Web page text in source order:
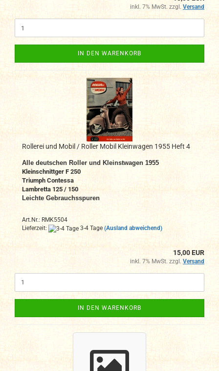
inkl. 7% MwSt. zzgl. Versand
IN DEN WARENKORB
Rollerei und Mobil / Roller Mobil Kleinwagen 1955 Heft 4
All e deutschen Roller und Kleinstwagen 1955
Kleinschnittger F 250
Triumph Contessa
Lambretta 125 / 150
Leichte Gebrauchsspuren
Art.Nr.: RMK5504
Lieferzeit:
3-4 Tage (Ausland abweichend)
15,00 EUR
inkl. 7% MwSt. zzgl. Versand
IN DEN WARENKORB